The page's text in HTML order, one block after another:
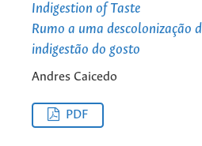
Indigestion of Taste
Rumo a uma descolonização
indigestão do gosto
Andres Caicedo
PDF